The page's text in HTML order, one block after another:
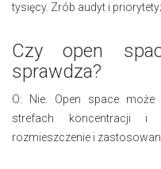
tysięcy. Zrób audyt i
Czy open
sprawdza?
O: Nie. Open space może
strefach koncentracji i
rozmieszczenie i